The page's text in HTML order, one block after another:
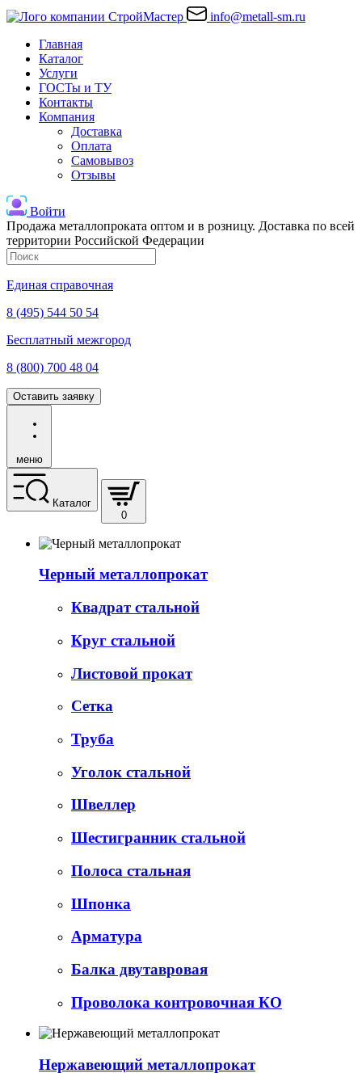
info@metall-sm.ru
Главная
Каталог
Услуги
ГОСТы и ТУ
Контакты
Компания
Доставка
Оплата
Самовывоз
Отзывы
Войти
Продажа металлопроката оптом и в розницу. Доставка по всей
территории Российской Федерации
Единая справочная
8 (495) 544 50 54
Бесплатный межгород
8 (800) 700 48 04
Оставить заявку
меню
Каталог
0
Черный металлопрокат
Квадрат стальной
Круг стальной
Листовой прокат
Сетка
Труба
Уголок стальной
Швеллер
Шестигранник стальной
Полоса стальная
Шпонка
Арматура
Балка двутавровая
Проволока контровочная КО
Нержавеющий металлопрокат